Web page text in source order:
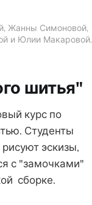
Жанны Симоновой,
и Юлии Макаровой.
шитья"
курс по
Студенты
эскизы,
с "замочками"
сборке.